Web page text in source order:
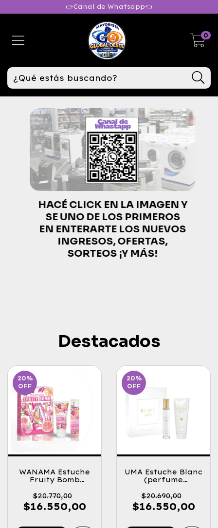
👉Canal de Whatsapp👈
0
HACÉ CLICK EN LA IMAGEN Y
SE UNO DE LOS PRIMEROS
EN ENTERARTE LOS NUEVOS
INGRESOS, OFERTAS,
SORTEOS ¡Y MÁS!
Destacados
20%
OFF
WANAMA Estuche
Fruity Bomb
19ml.+Locion
Corporal)
$20.770,00
$16.550,00
20%
OFF
UMA Estuche Blanc
(perfume
Corporal)
$20.690,00
$16.550,00